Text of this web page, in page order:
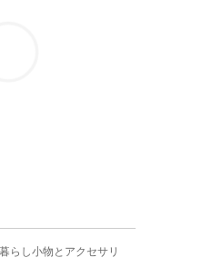
らし小物とアクセサリ